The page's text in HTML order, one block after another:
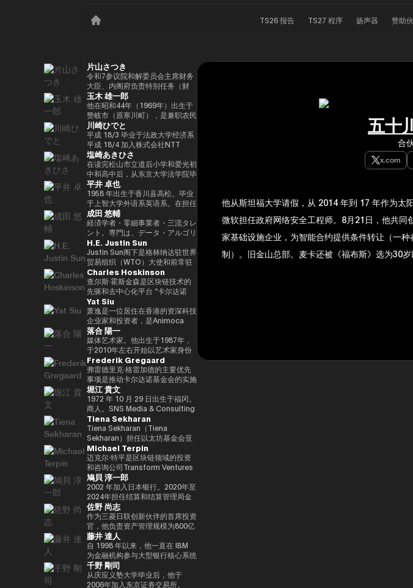
TS26 报告 TS27 程序 扬声器 赞助
片山さつき
令和7参议院和解委员会主席财务
大臣、内阁府负责特别任务（财
政）税收特别措施和补贴审查的部
长（高志内阁）
玉木 雄一郎
他在昭和44年（1969年）出生于
赞岐市（原寒川町），是兼职农民
的长子，他于昭和63（1988）毕
业于高松高中，平成5年（1993
年）毕业于东京大学法学院，同年
加入财政部 ※1 平成9年（1997
年），在平成完成哈佛大学研究生
院（肯尼迪学院）Isei
17（2005），正在竞选第 44 届
众议院选举。在获得70,177张选
票但以浪人身份失败了4年之后，
他在第45届众议院选举中获得了
109,863张选票，在平成
24（2012）第46届众议院选举中
获得79,153张选票，赢得第二个
任期，在平成26（2014）第47届
众议院选举中获得78,797张选
票，并在平成28（2016）民主党
竞选第三个任期进步党代表选举。
他被任命为该党代理秘书长，在平
成29年（2017年）的第48届众议
院选举中获得82,345张选票，并
当选第四任期（由香川县第二区希
望党正式批准），并竞选希望党联
合代表选举。希望党代表（11
月-）平成30年（2018年）全国民
主党联合代表（5月至9月）全国
民主党代表（9月〜）新国民民主
党通过令和2（2020）支部党成立
并成为代表（9月）（9月），在
令和3（2021）第49届众议院选
举的第49届众议院选举中获得
94,530张选票，当选为众议员到
目前为止，第 5 学期
2025.05.01。8月财政部（现为财
务部）在职1997/7至1999/6借调
至外务省（中东第一司）
20007/2001/6 金融厅证券交易监
督委员会 2001/7 至 2002/6 国税
厅大阪国税局总务科科长 2002/7
至 2005/6（负责特别任务的部长
官专家）2005/7 至 2005/8 财政
部首席审计局
川崎ひでと
平成 18/3 毕业于法政大学经济系
平成 18/4 加入株式会社NTT
DOCOMO 平成 29/8 众议院议员
川崎二郎秘书 玲和 3/10 在第 49
届众议院大选中首次当选 玲和
6/10 在第50届众议院大选中连任
玲和 6/11 内务通信国会副大臣
（第二届石原内阁） Reiwa 7/10
数字部长议会副部长、内阁府议会
副部长（第一届高中内阁） 玲和
8/2 数字部长议会副部长、内阁府
议会副部长（第二届高中内阁）
塩崎あきひさ
在读完松山市立道后小学和爱光初
中和高中后，从东京大学法学院毕
业后，他是长岛/小野/常松律师事
务所的合伙人律师。2021年，他
在众议院大选（爱媛县第一区）中
首次当选。前国会卫生、劳工和福
利部副部长。在党内，在经历过副
秘书长的经历后，他成为国会对策
委员会副主席。情报战略部、科
学、技术和创新战略部以及
AI/Web3小组委员会的秘书负责
人。
平井 卓也
1958 年出生于香川县高松。毕业
于上智大学外语系英语系。在担任
电通株式会社、西日本广播公司等
公司的总裁兼代表董事后，他在
2000年的第42届众议院选举中首
次当选。从那时起，他已经连续
10次当选。他先后担任过自民党
经济、工业和总务部主席、政治事
务研究委员会副主席、内阁府（负
责信息技术）大臣、国土、基础设
施、运输和旅游、内阁常务委员会
主席等职务，并以自民党信息技术
战略和特别任务委员会主席的身份
领导自民党的信息技术政策。平成
30/10年第四届安倍改组内阁中任
命了信息技术大臣和负责特殊任务
（科学和技术/知识产权战略/酷日
本战略/太空政策）的部长。负责
数字改革的部长在Reiwa 2的须贺
内阁中就职。第一任数字事务部长
在Reiwa 3就职。现任自民党公共
关系部主任兼数字社会促进部经
理。
成田 悠輔
経済学者・零細事業者・三流タレ
ント。専門は、データ・アルゴリ
ズム・ポエム・思想を組み合わせ
たビジネスと公共政策の想像とデ
ザイン。多分野の学術誌・学会に
研究を発表、多くの企業や自治体
と共同事業を行う。報道・討論・
お笑い・アート・ファッションな
ど多様な動画や雑誌の企画や出演
にも関わる。著書『22世紀の資
本主義：やがてお金は絶滅する』
『22世紀の民主主義：選挙はア
ルゴリズムになり、政治家はネコ
になる』、番組「成田悠輔と愛す
べき非生産性の世界」「夜明け前
のPLAYERS」「成田悠輔の聞か
れちゃいけない話」「walk」
「書く気がおきない」など。
H.E. Justin Sun
Justin Sun阁下是格林纳达驻世界
贸易组织（WTO）大使和前常驻
代表，世界领先的区块链和
DAOTRON的创始人，以及全球
最大的加密货币交易所之一HTX的
顾问。 他也被称为阿里巴巴创始
人马云培育的人，成为 2025/4 年
全球数字资产行业最著名和最有影
响力的人物之一，登上了《福布
斯》杂志的封面。 此外，它在国
际上获得了高度赞誉，例如多次入
选福布斯 “30岁以下30人（消费技
术部门）”。 2025/8 年，我登上
了 “蓝色起源 NS-34” 任务，并作
为世界上第 712 位宇航员前往太
空。 他的兴趣涵盖科技、投资、
艺术、慈善、游戏和太空探索。
Charles Hoskinson
查尔斯·霍斯金森是区块链技术的
先驱和去中心化平台 “卡尔达诺
（卡尔达诺）” 的创始人。他最初
是以太坊的联合创始人之一，在数
学逻辑和密码学方面有着深厚的背
景。卡尔达诺的特点是在学术研究
和同行评审的基础上开发的，旨在
促进金融普惠和智能合约。目前，
他以输入输出全球（IOG）首席执
行官的身份领导卡尔达诺的技术开
发。
Yat Siu
萧逸是一位居住在香港的资深科技
企业家和投资者，是Animoca
Brands的联合创始人兼执行主
席。Animoca Brands是区块链和
游戏领域的全球领导者，其使命是
为全球游戏玩家和互联网用户提供
数字产权。通过这样做，我们的目
标是实现一个更公平的数字框架，
这将有助于建立新的资产类别、边
玩边赚的经济和开放的元宇宙。
Yat 于 1990 年在德国雅达利开始
了他的职业生涯。1995年，他移
居香港，创立了香港
Cybercity/Freenation，这是亚
洲第一个免费网页和免费电子邮件
服务提供商。1998 年，他创立了
Outblaze，该公司被公认为多语
言白标网络服务的先驱。
Outblaze的消息业务于2009年被
出售给了IBM，然后Outblaze转
变为孵化器，旨在促进在数字娱乐
领域开发服务和产品的项目和公
司。Animoca Brands就是这样一
家孵化公司，它成立于2014年。
2017 年，我们建立了道尔顿学习
实验室，这是一个课后数字实验
室，旨在培养发散思维和设计思维
等技能，而这些技能在传统教育体
系中并不受到重视。他还是
落合 陽一
媒体艺术家。他出生于1987年，
于2010年左右开始以艺术家身份
工作。她的作品以物化、转型和对
边界地区群众的钦佩为主题。筑波
大学/东京大学副教授，2025年日
本国际博览会（大阪/关西世博
会）主题项目制作人。写真集《渴
望弥撒（2019年阿曼那）》和
NFT作品《波浪的再数字化
（2021年基金会）》等获得了
2016年PrixarElectronica荣誉
奖、欧盟的StartsPrize和2019年
SXSWCreative
ExperienceArrowardsCreative
ExperienceArrowards。《阿波
罗》杂志40岁以下40位艺术与科
技，亚洲数字艺术奖卓越奖，以及
日本媒体艺术节艺术部评审委员会
推荐的许多作品。
Frederik Gregaard
弗雷德里克·格雷加德的主要优先
事项是推动卡尔达诺基金会的实施
战略，领导每项使命的整合和执
行，并实现快速价值创造，以使用
卡尔达诺实现包容性和公平的增
长。在加入基金会之前，他在瑞士
和斯堪的纳维亚国家工作了17年
以上，在专业服务和金融行业工
作，专注于资本市场、数字资产管
理、私人银行和交易基础设施。
堀江 貴文
1972 年 10 月 29 日出生于福冈。
商人。SNS Media & Consulting
Co., Ltd. 的创始人目前，他们活
跃于火箭开发、应用生产以及作为
预防医学促进协会对人们进行预防
医学教育等各个领域。会员制在线
沙龙 “堀江隆文创新大学（HIU）”
正在开发各种项目，拥有近700名
会员。
http://salon.horiemon.com 这
本书《如果你花钱，就用它来保护
自己的身体》。“CHATGPT 与
“没有未来工作的人”、“2035 年日
本堀右卫门在 10 年后对未来的完
整预测” 等
Tiena Sekharan
Tiena Sekharan（Tiena
Sekharan）担任以太坊基金会亚
太地区（APAC）地区机构负责
人，并通过促进企业领域的采用来
领导以太坊生态系统的发展。他的
职业生涯始于传统金融行业，曾担
任雷曼兄弟、法国巴黎银行和摩根
大通等重要职位。在加入以太坊基
金会之前，我属于摩根大通的区块
链部门KineXYS，负责推广摩根大
通硬币和代币化存款等产品。
Michael Terpin
迈克尔·特平是区块链领域的投资
和咨询公司Transform Ventures
的创始人兼首席执行官，同时也是
Supercycle Genesis Partners,
LP的首席执行官兼首席投资官
（CIO）。该基金是世界上第一个
专门研究比特币的算法加密资产对
冲基金，它建立了一个投资假设，
即比特币每个周期都以高价出售，
并以最低价格回购更多比特币。
Turpin是一位经验丰富的高管，作
为连续创业者和投资者活跃了超过
35年，并成功退出多次。基于这
一往绩，成立了位于波多黎各的家
鳩貝 淳一郎
2002 年加入日本银行。2020年至
2024年担任结算和结算管理局金
融科技小组负责人。2024-2025
年，金融科技中心副主任兼数字货
币验证组负责人。他从 2025/7 年
起被借调，目前担任现任职务。自
2025/4以来，他一直是东京大学
经济学研究生院CARF的受邀研究
员。翻译内容包括 “比特币和区块
链：支持加密货币的技术”（NTT
Publishing）和 “掌握以太坊——
佐野 尚志
作为三菱日联创新伙伴的首席投资
官，他负责资产管理规模为800亿
日元的基金中的创业投资和业务发
展，主要是在日本、美国和亚洲。
在加入MUIP之前，他曾在独立风
险投资公司Global Brain参与国内
和国际创业投资和CVC管理。在
此之前，他在索尼担任品类经理，
藤井 達人
自 1998 年以来，他一直在 IBM
为金融机构参与大型银行核心系统
开发和咨询服务。在微软工作后，
他参与了三菱日联金融集团的创新
业务并领导了DX项目。在AU
千野 剛司
从庆应义塾大学毕业后，他于
2006年加入东京证券交易所。
五十
合
x.com
他从斯坦福大学请假，从 2014 年到 17 年作为太
微软担任政府网络安全工程师。8月21日，他共
家基础设施企业，为智能合约提供条件转让（一
制）。旧金山总部。麦卡还被《福布斯》选为30岁